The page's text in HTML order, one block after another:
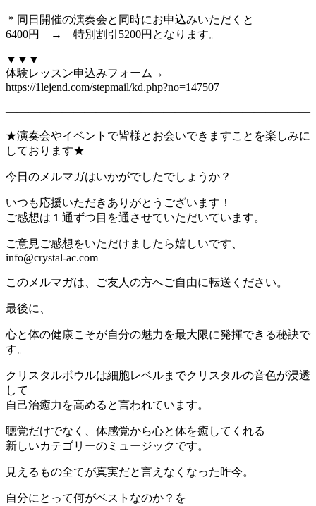
＊同日開催の演奏会と同時にお申込みいただくと
6400円 → 特別割引5200円となります。
▼▼▼
体験レッスン申込みフォーム→
https://1lejend.com/stepmail/kd.php?no=147507
―――――――――――――――――――――――――――
★演奏会やイベントで皆様とお会いできますことを楽しみに
しております★
今日のメルマガはいかがでしたでしょうか？
いつも応援いただきありがとうございます！
ご感想は１通ずつ目を通させていただいています。
ご意見ご感想をいただけましたら嬉しいです、
info@crystal-ac.com
このメルマガは、ご友人の方へご自由に転送ください。
最後に、
心と体の健康こそが自分の魅力を最大限に発揮できる秘訣で
す。
クリスタルボウルは細胞レベルまでクリスタルの音色が浸透
して
自己治癒力を高めると言われています。
聴覚だけでなく、体感覚から心と体を癒してくれる
新しいカテゴリーのミュージックです。
見えるもの全てが真実だと言えなくなった昨今。
自分にとって何がベストなのか？を